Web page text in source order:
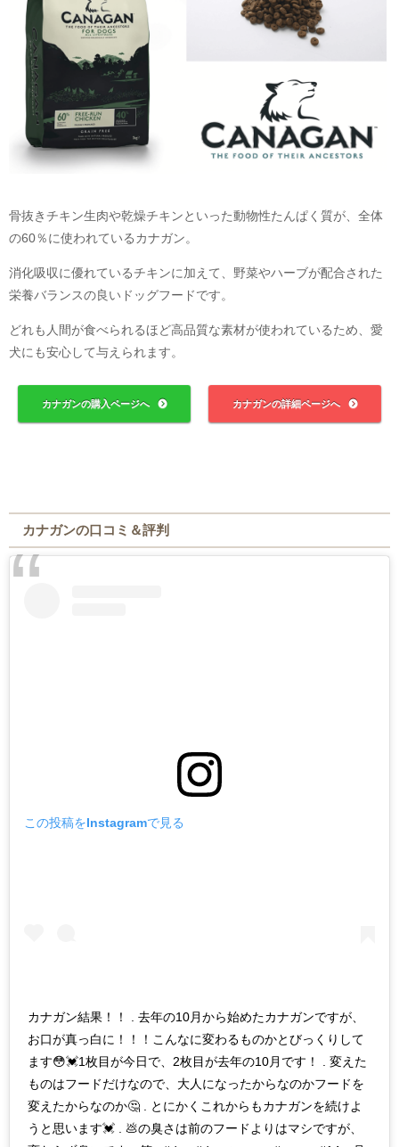
骨抜きチキン生肉や乾燥チキンといった動物性たんぱく質が、全体
の60％に使われているカナガン。
消化吸収に優れているチキンに加えて、野菜やハーブが配合された
栄養バランスの良いドッグフードです。
どれも人間が食べられるほど高品質な素材が使われているため、愛
犬にも安心して与えられます。
カナガンの購入ページへ カナガンの詳細ページへ
カナガンの口コミ＆評判
この投稿をInstagramで見る
カナガン結果！！ . 去年の10月から始めたカナガンですが、
お口が真っ白に！！！こんなに変わるものかとびっくりして
ます😳💓1枚目が今日で、2枚目が去年の10月です！ . 変えた
ものはフードだけなので、大人になったからなのかフードを
変えたからなのか🤔 . とにかくこれからもカナガンを続けよ
うと思います💓 . 💩の臭さは前のフードよりはマシですが、